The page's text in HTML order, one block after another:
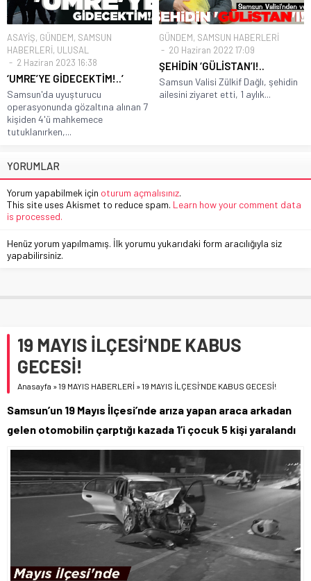
ASAYİŞ, GÜNDEM, SAMSUN
HABERLERİ, ULUSAL
2 Haziran 2023 16:38
‘UMRE’YE GİDECEKTİM!..’
Samsun'da uyuşturucu
operasyonunda gözaltına alınan 7
kişiden 4'ü mahkemece
tutuklanırken,...
GÜNDEM, SAMSUN HABERLERİ
20 Haziran 2022 17:09
ŞEHİDİN ‘GÜLİSTAN’I!..
Samsun Valisi Zülkif Dağlı, şehidin
ailesini ziyaret etti, 1 aylık...
YORUMLAR
Yorum yapabilmek için oturum açmalısınız.
This site uses Akismet to reduce spam. Learn how your comment data
is processed.
Henüz yorum yapılmamış. İlk yorumu yukarıdaki form aracılığıyla siz
yapabilirsiniz.
19 MAYIS İLÇESİ’NDE KABUS
GECESİ!
Anasayfa »19 MAYIS HABERLERİ »19 MAYIS İLÇESİ’NDE KABUS GECESİ!
Samsun’un 19 Mayıs İlçesi’nde arıza yapan araca arkadan
gelen otomobilin çarptığı kazada 1’i çocuk 5 kişi yaralandı